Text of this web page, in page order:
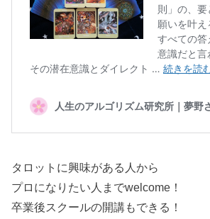
タロットに興味がある人から
プロになりたい人までwelcome！
卒業後スクールの開講もできる！